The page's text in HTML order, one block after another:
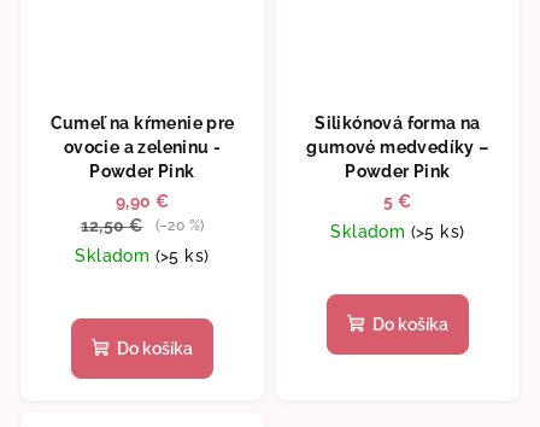
Cumeľ na kŕmenie pre
ovocie a zeleninu -
Powder Pink
9,90 €
12,50 €
(–20 %)
Skladom (>5 ks)
Do košíka
Silikónová forma na
gumové medvedíky –
Powder Pink
5 €
Skladom (>5 ks)
Do košíka